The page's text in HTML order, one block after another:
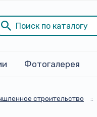
Фотогалерея
строительство ::